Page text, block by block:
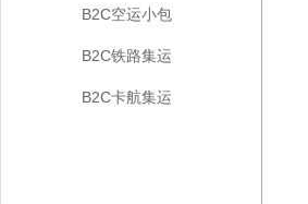
B2C空运小包
B2C铁路集运
B2C卡航集运